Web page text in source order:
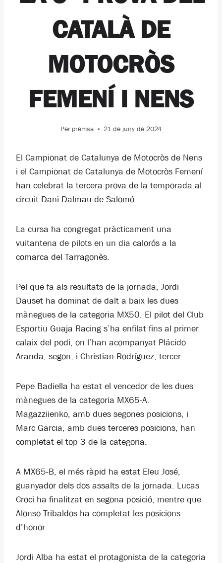
CATALÀ DE
MOTOCRÒS
FEMENÍ I NENS
Per premsa 21 de juny de 2024
El Campionat de Catalunya de Motocròs de Nens
i el Campionat de Catalunya de Motocròs Femení
han celebrat la tercera prova de la temporada al
circuit Dani Dalmau de Salomó.
La cursa ha congregat pràcticament una
vuitantena de pilots en un dia calorós a la
comarca del Tarragonès.
Pel que fa als resultats de la jornada, Jordi
Dauset ha dominat de dalt a baix les dues
mànegues de la categoria MX50. El pilot del Club
Esportiu Guaja Racing s’ha enfilat fins al primer
calaix del podi, on l’han acompanyat Plácido
Aranda, segon, i Christian Rodríguez, tercer.
Pepe Badiella ha estat el vencedor de les dues
mànegues de la categoria MX65-A.
Magazziienko, amb dues segones posicions, i
Marc Garcia, amb dues terceres posicions, han
completat el top 3 de la categoria.
A MX65-B, el més ràpid ha estat Eleu José,
guanyador dels dos assalts de la jornada. Lucas
Croci ha finalitzat en segona posició, mentre que
Alonso Tribaldos ha completat les posicions
d’honor.
Jordi Alba ha estat el protagonista de la categoria